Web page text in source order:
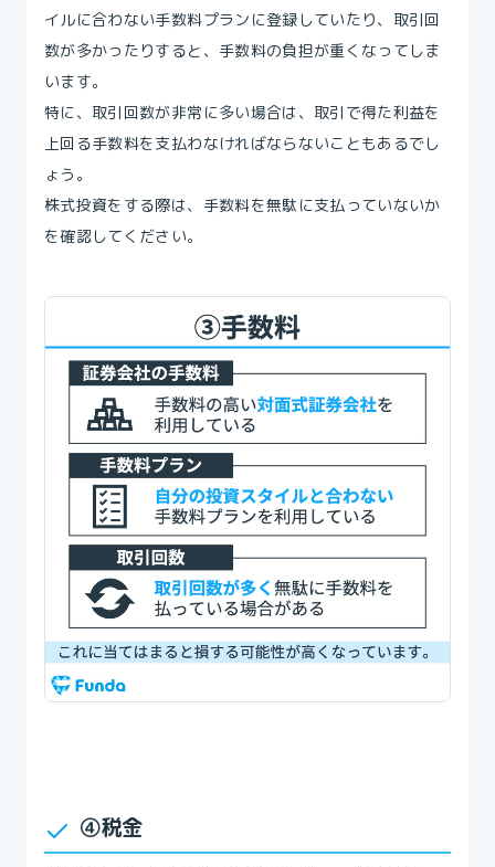
イルに合わない手数料プランに登録していたり、取引回
数が多かったりすると、手数料の負担が重くなってしま
います。
特に、取引回数が非常に多い場合は、取引で得た利益を
上回る手数料を支払わなければならないこともあるでし
ょう。
株式投資をする際は、手数料を無駄に支払っていないか
を確認してください。
④税金